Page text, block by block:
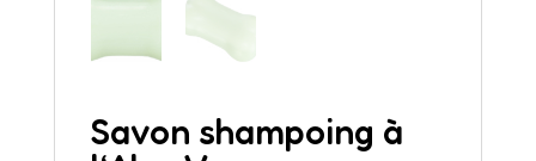
Savon shampoing à